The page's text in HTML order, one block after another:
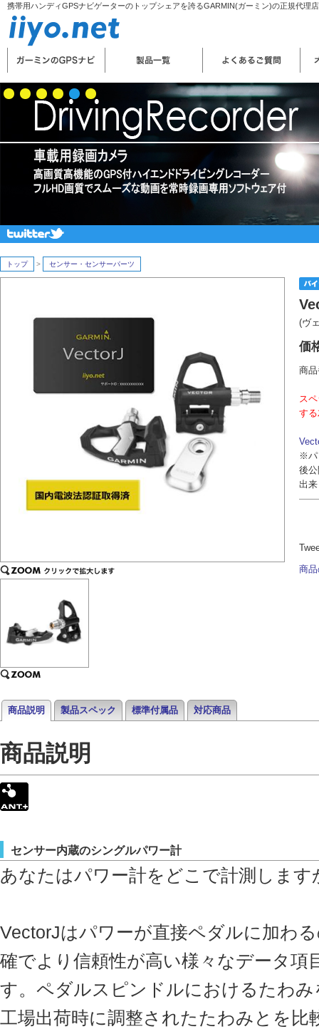
携帯用ハンディGPSナビゲーターのトップシェアを誇るGARMIN(ガーミン)の正規代理
トップ > センサー・センサーパーツ
(ヴ
価
商
ス
す
※パ
後
出
商
商品説明 製品スペック 標準付属品 対応商品
商品説明
センサー内蔵のシングルパワー計
あなたはパワー計をどこで計測します
VectorJはパワーが直接ペダルに加わ
確でより信頼性が高い様々なデータ項
す。ペダルスピンドルにおけるたわ
工場出荷時に調整されたたわみとを比